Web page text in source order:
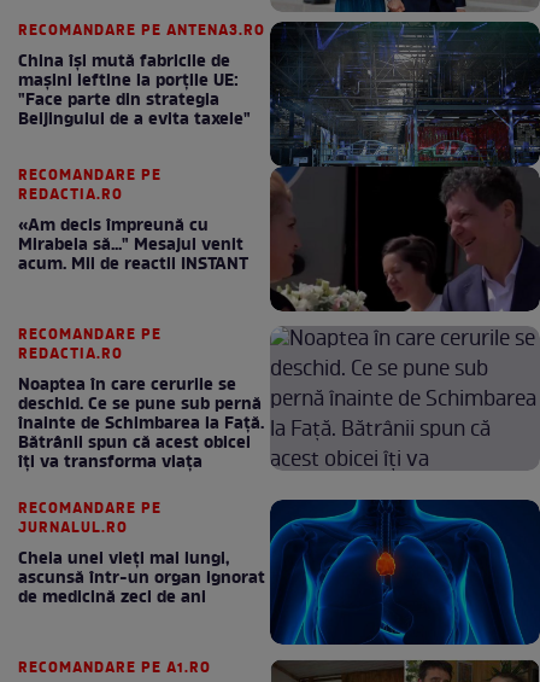
RECOMANDARE PE ANTENA3.RO
China își mută fabricile de
mașini ieftine la porțile UE:
"Face parte din strategia
Beijingului de a evita taxele"
RECOMANDARE PE
REDACTIA.RO
«Am decis împreună cu
Mirabela să..." Mesajul venit
acum. Mii de reactii INSTANT
RECOMANDARE PE
REDACTIA.RO
Noaptea în care cerurile se
deschid. Ce se pune sub pernă
înainte de Schimbarea la Față.
Bătrânii spun că acest obicei
îți va transforma viața
RECOMANDARE PE
JURNALUL.RO
Cheia unei vieți mai lungi,
ascunsă într-un organ ignorat
de medicină zeci de ani
RECOMANDARE PE A1.RO